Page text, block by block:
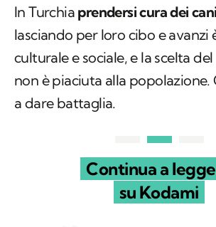
In Turchia prendersi cura dei
lasciando per loro cibo e avanzi
culturale e sociale, e la scelta
non è piaciuta alla popolazione.
a dare battaglia.
Continua a
su Kodami